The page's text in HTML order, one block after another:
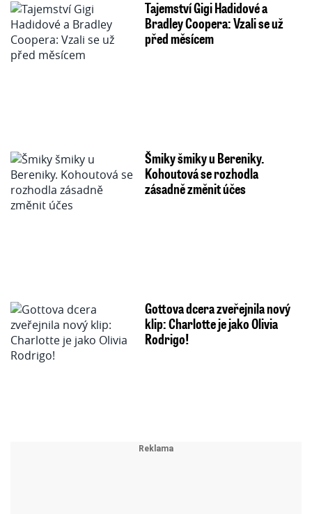
Tajemství Gigi Hadidové a
Bradley Coopera: Vzali se už
před měsícem
Šmiky šmiky u Bereniky.
Kohoutová se rozhodla
zásadně změnit účes
Gottova dcera zveřejnila nový
klip: Charlotte je jako Olivia
Rodrigo!